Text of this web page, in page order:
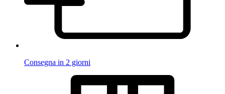
Consegna in 2 giorni